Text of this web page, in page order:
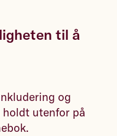
til å
og
holdt utenfor på